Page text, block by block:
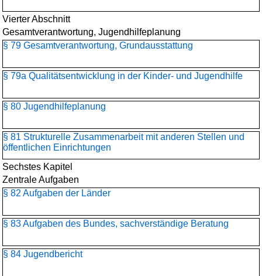
Vierter Abschnitt
Gesamtverantwortung, Jugendhilfeplanung
§ 79 Gesamtverantwortung, Grundausstattung
§ 79a Qualitätsentwicklung in der Kinder- und Jugendhilfe
§ 80 Jugendhilfeplanung
§ 81 Strukturelle Zusammenarbeit mit anderen Stellen und
öffentlichen Einrichtungen
Sechstes Kapitel
Zentrale Aufgaben
§ 82 Aufgaben der Länder
§ 83 Aufgaben des Bundes, sachverständige Beratung
§ 84 Jugendbericht